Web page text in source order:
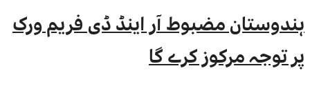
ہندوستان مضبوط آر اینڈ ڈی فریم ورک
پر توجہ مرکوز کرے گا